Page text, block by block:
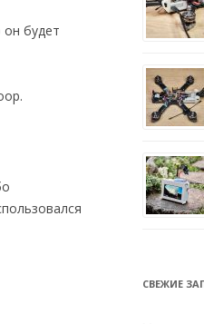
будет
СВЕЖИЕ